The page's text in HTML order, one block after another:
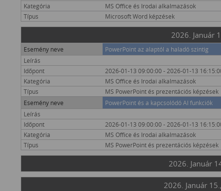
Kategória
MS Office és Irodai alkalmazások
Típus
Microsoft Word képzések
2026. Január
Esemény neve
PowerPoint az alaptól a haladó szintig
Leírás
Időpont
2026-01-13 09:00:00 - 2026-01-13
Kategória
MS Office és Irodai alkalmazások
Típus
MS PowerPoint és prezentációs képzések
Esemény neve
PowerPoint és a kapcsolódó AI funkciók
Leírás
Időpont
2026-01-13 09:00:00 - 2026-01-13
Kategória
MS Office és Irodai alkalmazások
Típus
MS PowerPoint és prezentációs képzések
2026. Január
2026. Január